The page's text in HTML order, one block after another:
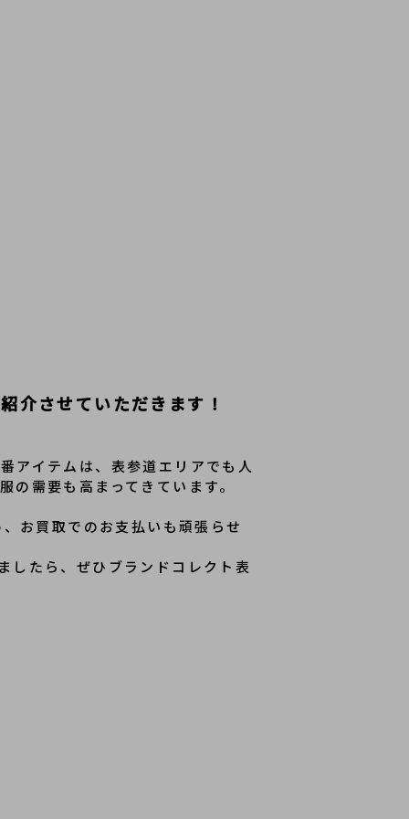
介させていただきます！
アイテムは、表参道エリアでも人
需要も高まってきています。
お買取でのお支払いも頑張らせ
したら、ぜひブランドコレクト表